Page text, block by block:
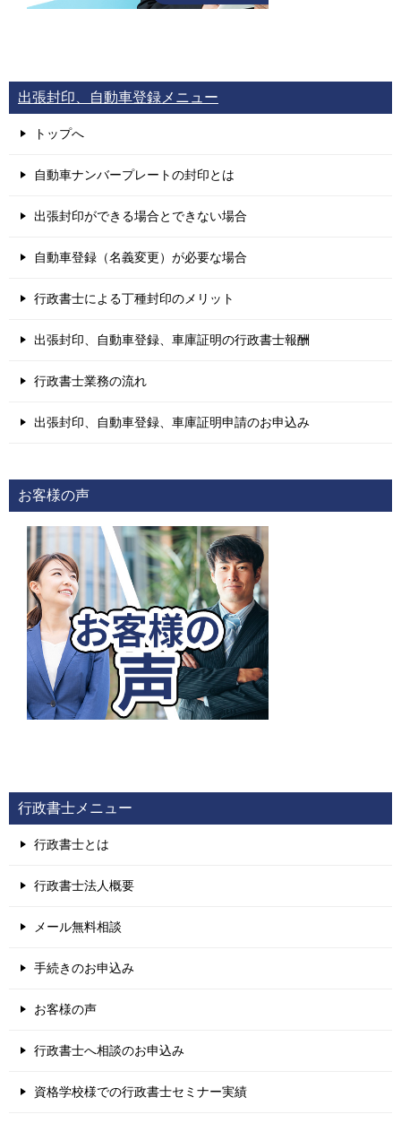
出張封印、自動車登録メニュー
トップへ
自動車ナンバープレートの封印とは
出張封印ができる場合とできない場合
自動車登録（名義変更）が必要な場合
行政書士による丁種封印のメリット
出張封印、自動車登録、車庫証明の行政書士報酬
行政書士業務の流れ
出張封印、自動車登録、車庫証明申請のお申込み
お客様の声
行政書士メニュー
行政書士とは
行政書士法人概要
メール無料相談
手続きのお申込み
お客様の声
行政書士へ相談のお申込み
資格学校様での行政書士セミナー実績